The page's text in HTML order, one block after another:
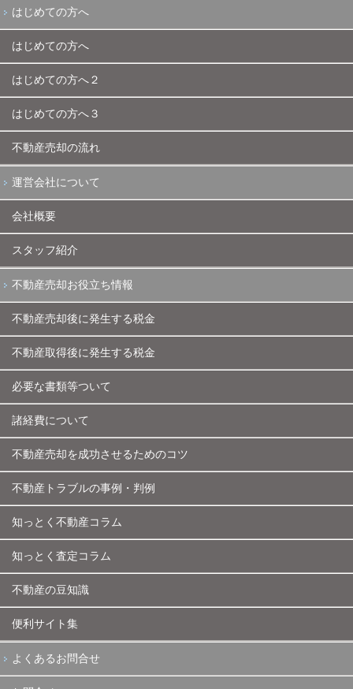
はじめての方へ
はじめての方へ
はじめての方へ２
はじめての方へ３
不動産売却の流れ
運営会社について
会社概要
スタッフ紹介
不動産売却お役立ち情報
不動産売却後に発生する税金
不動産取得後に発生する税金
必要な書類等ついて
諸経費について
不動産売却を成功させるためのコツ
不動産トラブルの事例・判例
知っとく不動産コラム
知っとく査定コラム
不動産の豆知識
便利サイト集
よくあるお問合せ